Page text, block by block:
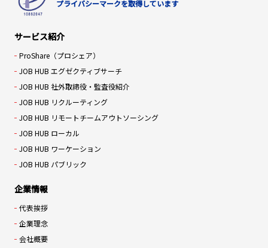
プライバシーマークを取得しています
サービス紹介
ProShare（プロシェア）
JOB HUB エグゼクティブサーチ
JOB HUB 社外取締役・監査役紹介
JOB HUB リクルーティング
JOB HUB リモートチームアウトソーシング
JOB HUB ローカル
JOB HUB ワーケーション
JOB HUB パブリック
企業情報
代表挨拶
企業理念
会社概要